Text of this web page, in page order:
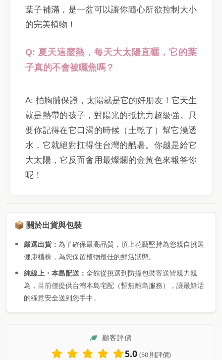
葉子補滿，是一盆可以讓你隨心所欲控制大小
的完美植物！
Q: 夏天這麼熱，每天大太陽直曬，它的葉
子真的不會被曬焦嗎？
A: 拍胸脯保證，太陽就是它的好朋友！它天生
就是熱帶的孩子，對陽光的抵抗力超級強。只
要你記得在它口渴的時候（土乾了）幫它澆透
水，它就絕對扛得住台灣的酷暑。你越是給它
大太陽，它反而會用最燦爛的金黃色來報答你
呢！
📦 關於出貨與包裝
嚴選出貨：為了確保最高品質，頂上花藝堅持為您親自挑選
健康植株，為您保留植物最佳的鮮活狀態。
純線上・本島配送：全館從挑選到防撞包裝寄送皆親力親
為，目前僅提供台灣本島宅配（暫無離島服務），讓最鮮活
的綠意安全送到您手中。
顧客評價
5.0 (50 則評價)